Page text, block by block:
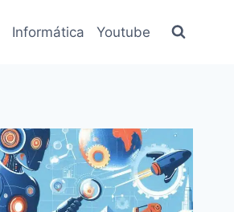
Informática Youtube